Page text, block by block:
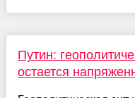
Путин:
остается